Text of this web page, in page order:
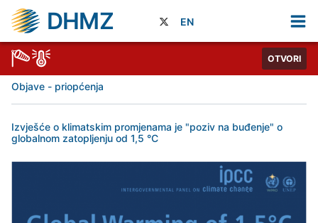
DHMZ EN
OTVORI
Objave - priopćenja
Izvješće o klimatskim promjenama je "poziv na buđenje" o
globalnom zatopljenju od 1,5 °C